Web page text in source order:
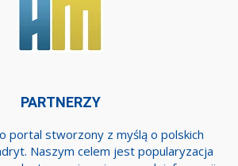
PARTNERZY
portal stworzony z myślą o polskich
Naszym celem jest popularyzacja